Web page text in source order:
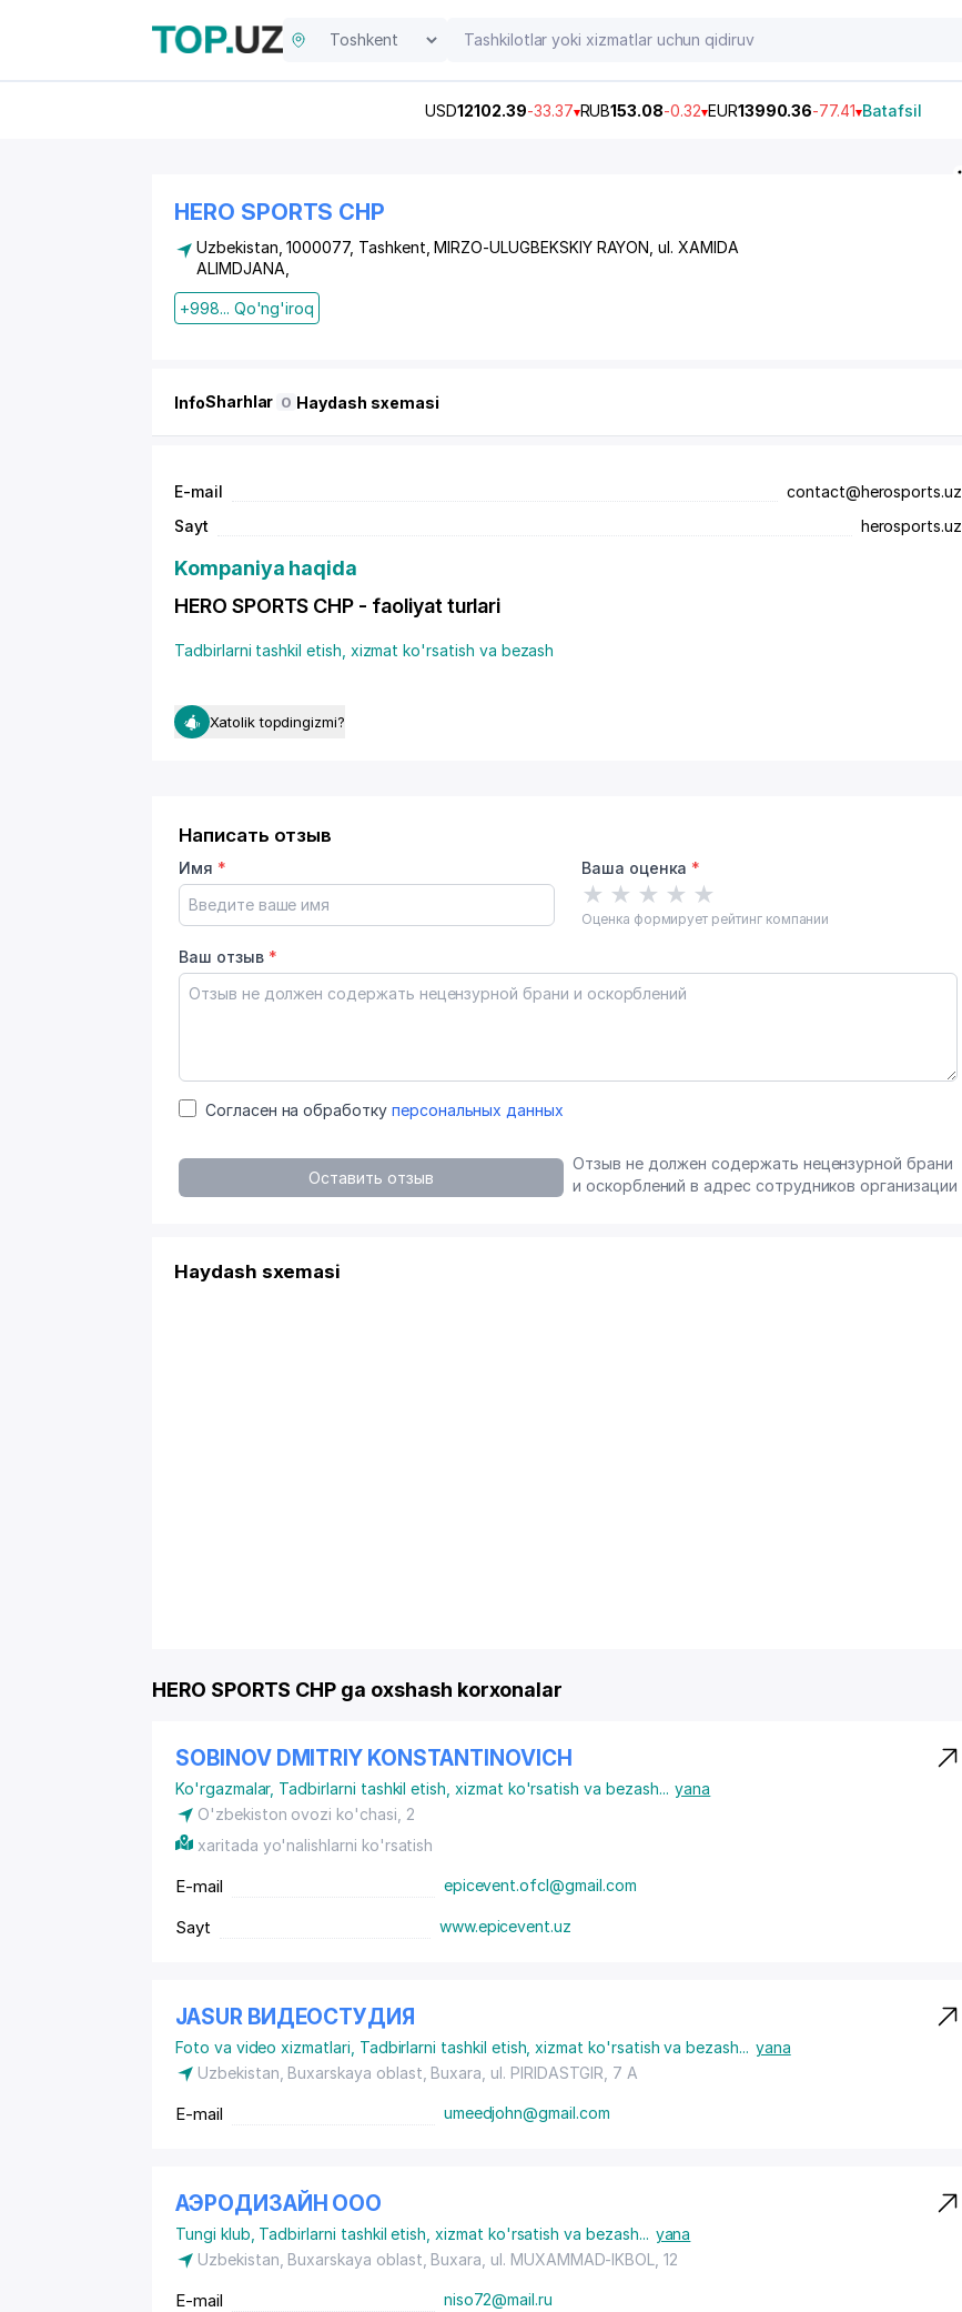
USD12102.39-33.37 RUB153.08-0.32 EUR13990.36-77.41 Batafsil
HERO SPORTS CHP
Uzbekistan, 1000077, Tashkent,MIRZO-ULUGBEKSKIY RAYON ,ul. XAMIDA
ALIMDJANA
+998... Qo'ng'iroq
InfoSharhlar 0 Haydash sxemasi
E-mail
contact@herosports.uz
Sayt
herosports.uz
Kompaniya haqida
HERO SPORTS CHP - faoliyat turlari
Tadbirlarni tashkil etish, xizmat ko'rsatish va bezash
Xatolik topdingizmi?
Написать отзыв
Имя * Ваша оценка *
★ ★ ★ ★ ★
Оценка формирует рейтинг компании
Ваш отзыв *
Согласен на обработку персональных данных
Оставить отзыв
Отзыв не должен содержать нецензурной брани
и оскорблений в адрес сотрудников организации
Haydash sxemasi
HERO SPORTS CHP ga oxshash korxonalar
SOBINOV DMITRIY KONSTANTINOVICH
Ko'rgazmalar, Tadbirlarni tashkil etish, xizmat ko'rsatish va bezash... yana
O'zbekiston ovozi ko'chasi, 2
xaritada yo'nalishlarni ko'rsatish
E-mail epicevent.ofcl@gmail.com
Sayt www.epicevent.uz
JASUR ВИДЕОСТУДИЯ
Foto va video xizmatlari Tadbirlarni tashkil etish, xizmat ko'rsatish va bezash... yana
Uzbekistan, Buxarskaya oblast, Buxara, ul. PIRIDASTGIR , 7 A
E-mail umeedjohn@gmail.com
АЭРОДИЗАЙН ООО
Tungi klub Tadbirlarni tashkil etish, xizmat ko'rsatish va bezash... yana
Uzbekistan, Buxarskaya oblast, Buxara, ul. MUXAMMAD-IKBOL , 12
E-mail niso72@mail.ru